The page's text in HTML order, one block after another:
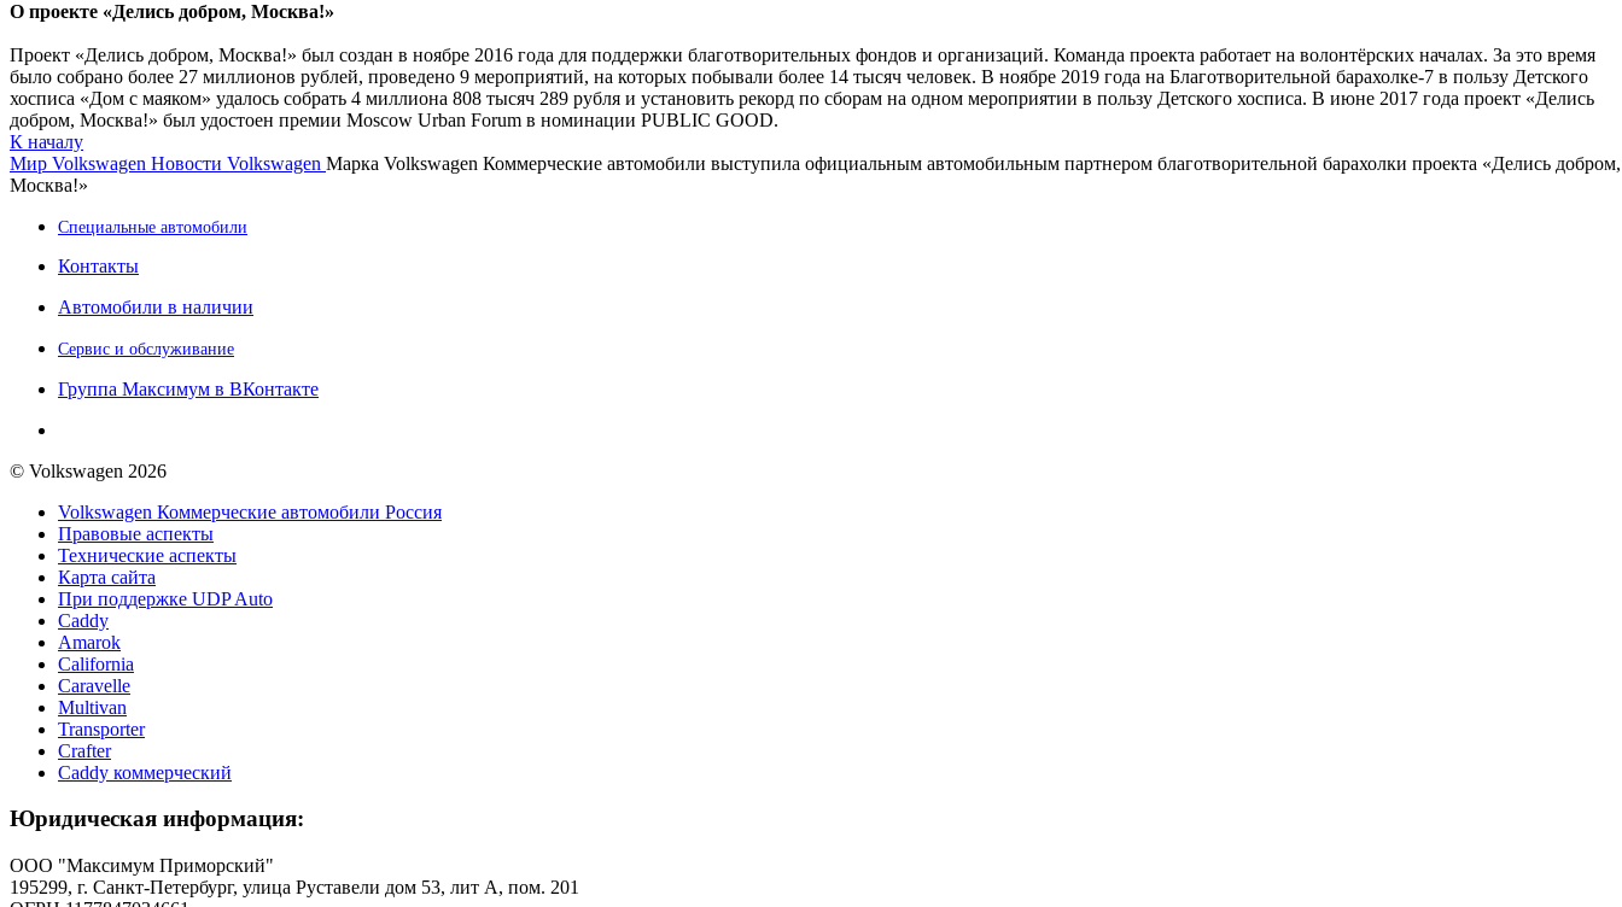
О проекте «Делись добром, Москва!»
Проект «Делись добром, Москва!» был создан в ноябре 2016 года для поддержки благотворительных фондов и организаций. Команда проекта работает на волонтёрских началах. За это время
было собрано более 27 миллионов рублей, проведено 9 мероприятий, на которых побывали более 14 тысяч человек. В ноябре 2019 года на Благотворительной барахолке-7 в пользу Детского
хосписа «Дом с маяком» удалось собрать 4 миллиона 808 тысяч 289 рубля и установить рекорд по сборам на одном мероприятии в пользу Детского хосписа. В июне 2017 года проект «Делись
добром, Москва!» был удостоен премии Moscow Urban Forum в номинации PUBLIC GOOD.
К началу
Мир Volkswagen Новости Volkswagen Марка Volkswagen Коммерческие автомобили выступила официальным автомобильным партнером благотворительной барахолки проекта «Делись добром,
Москва!»
Специальные автомобили
Контакты
Автомобили в наличии
Сервис и обслуживание
Группа Максимум в ВКонтакте
© Volkswagen 2026
Volkswagen Коммерческие автомобили Россия
Правовые аспекты
Технические аспекты
Карта сайта
При поддержке UDP Auto
Caddy
Amarok
California
Caravelle
Multivan
Transporter
Crafter
Caddy коммерческий
Юридическая информация:
ООО "Максимум Приморский"
195299, г. Санкт-Петербург, улица Руставели дом 53, лит А, пом. 201